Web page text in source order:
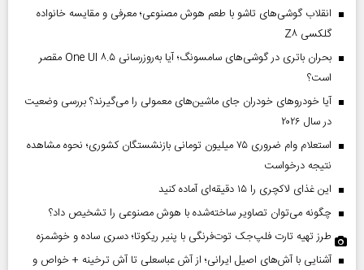
انقلاب گوشی‌های تاشو‌ با طعم هوش مصنوعی؛ معرفی و مقایسه خانواده
گلکسی Z۸
بحران باتری در گوشی‌های سامسونگ؛ آیا به‌روزرسانی One UI ۸.۵ مقصر
است؟
آیا خودروهای خودران جای ماشین‌های معمولی را می‌گیرند؟ بررسی وضعیت
در سال ۲۰۲۶
استعلام وام ضروری ۷۵ میلیون تومانی بازنشستگان کشوری؛ نحوه مشاهده
نتیجه درخواست
این غذای لاکچری را ۱۵ دقیقه‌ای آماده کنید
چگونه می‌توان تصاویر ساخته‌شده با هوش مصنوعی را تشخیص داد؟
طرز تهیه تارت فلپ‌جک توت‌فرنگی با پنیر ریکوتا؛ دسری ساده و خوشمزه
آشنایی با آش‌های اصیل ایرانی؛ از آش عباسعلی تا آش ترخینه + خواص و